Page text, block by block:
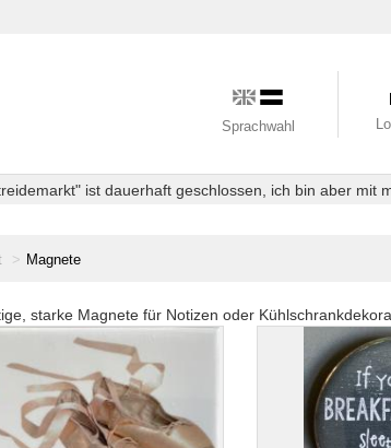
Sprachwahl
ist dauerhaft geschlossen, ich bin aber mit
Magnete
starke Magnete für Notizen oder